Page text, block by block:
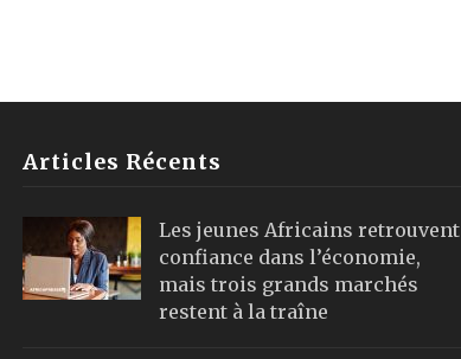
Articles Récents
Les jeunes Africains retrouvent
confiance dans l’économie,
mais trois grands marchés
restent à la traîne